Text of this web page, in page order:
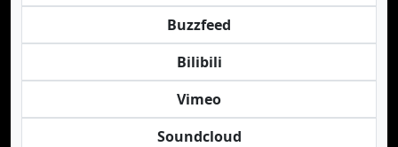
Buzzfeed
Bilibili
Vimeo
Soundcloud